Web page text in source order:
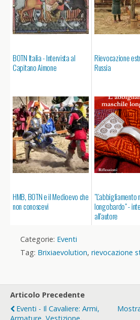
BOTN Italia - Intervista al
Capitano Aimone
Rievocazione
Russia
HMB, BOTN e il Medioevo che
non conoscevi
"L'abbigliamento
longobardo" -
all'autore
Categorie: Eventi
Tag: Brixiaevolution, rievocazione
Articolo Precedente
Eventi - Il Cavaliere: Armi,